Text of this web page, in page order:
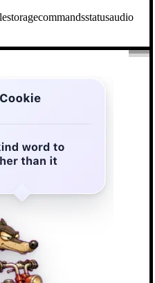
storagecommandsstatusaudio